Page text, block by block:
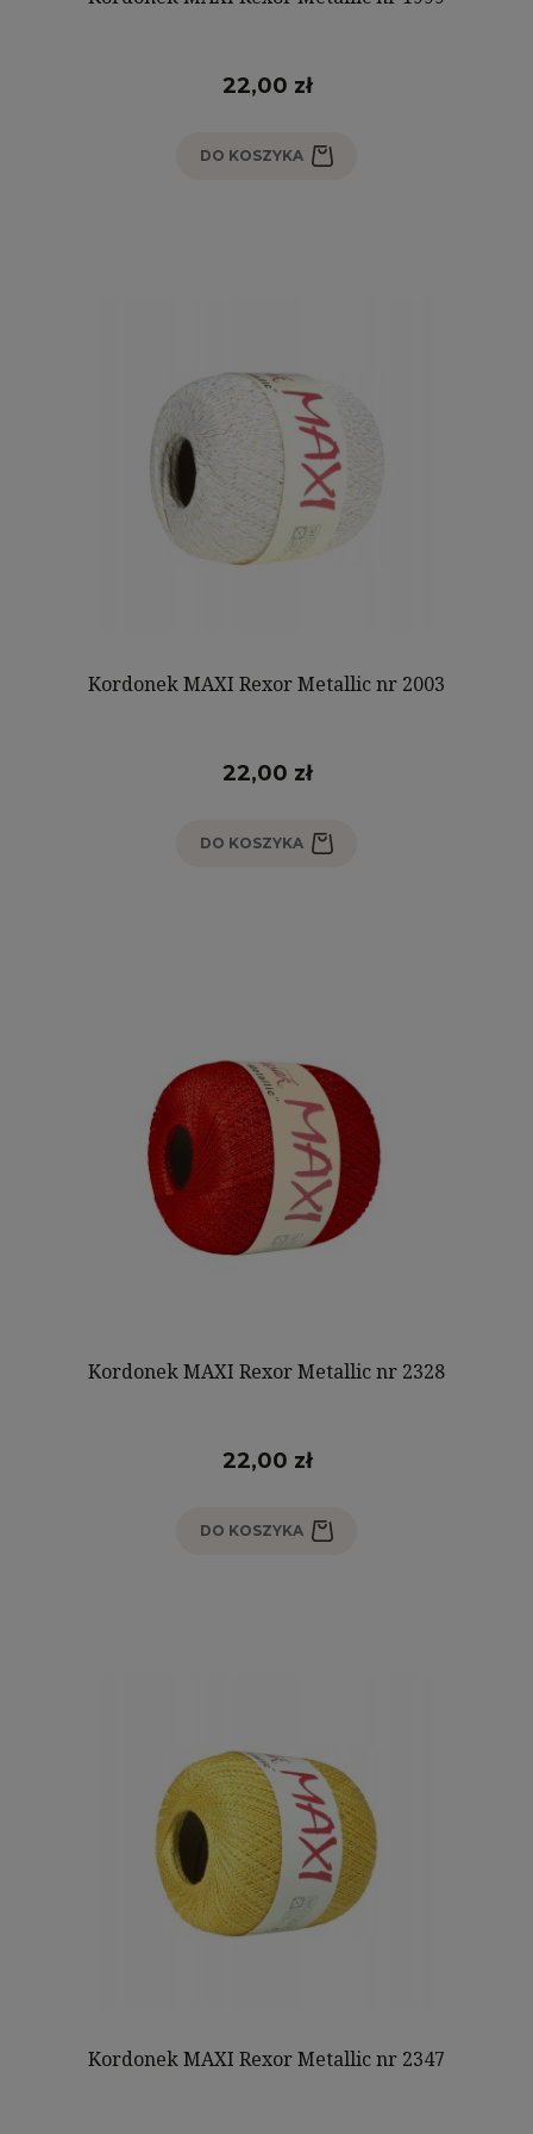
22,00 zł
DO KOSZYKA
Kordonek MAXI Rexor Metallic nr 2003
22,00 zł
DO KOSZYKA
Kordonek MAXI Rexor Metallic nr 2328
22,00 zł
DO KOSZYKA
Kordonek MAXI Rexor Metallic nr 2347